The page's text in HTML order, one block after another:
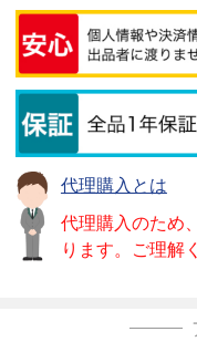
代理購入とは
代理購入のため
ります。ご理解